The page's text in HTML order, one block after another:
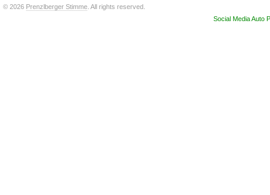
© 2026 Prenzlberger Stimme . All rights reserved.
Social Media Auto